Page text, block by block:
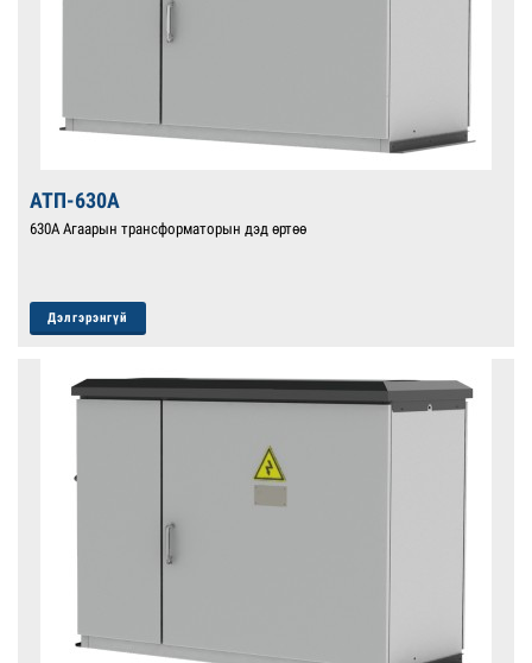
АТП-630А
630А Агаарын трансформаторын дэд өртөө
Дэлгэрэнгүй